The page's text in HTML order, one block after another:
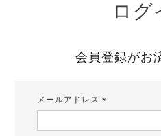
ログ
会員登録がお
メールアドレス